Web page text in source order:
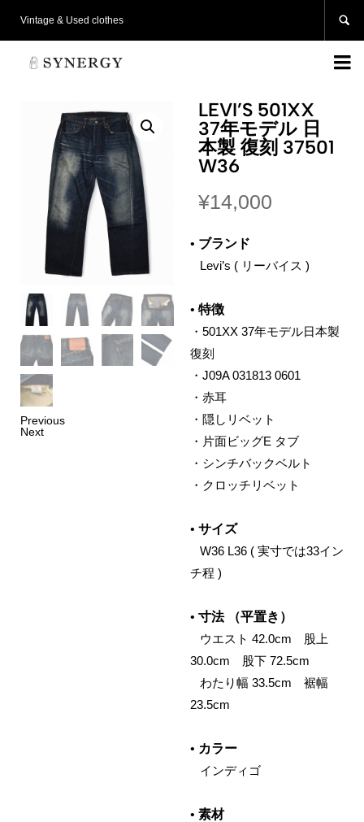
Vintage & Used clothes 

Previous
Next
LEVI’S 501XX
37年モデル 日
本製 復刻 37501
W36
¥14,000
• ブランド
‌ Levi’s ( リーバイス )
• 特徴
・501XX 37年モデル日本製
復刻
・J09A 031813 0601
・赤耳
・隠しリベット
・片面ビッグE タブ
・シンチバックベルト
・クロッチリベット
• サイズ
‌ W36 L36 ( 実寸では33イン
チ程 )
• 寸法 （平置き）
‌ ウエスト 42.0cm 股上
30.0cm 股下 72.5cm
‌ わたり幅 33.5cm 裾幅
23.5cm
• カラー
‌ インディゴ
• 素材